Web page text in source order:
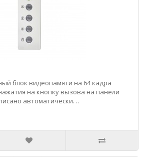
блок видеопамяти на 64 кадра
на кнопку вызова на панели
автоматически. ..